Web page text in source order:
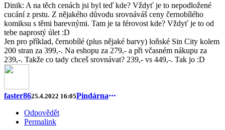
Dinik: A na těch cenách jsi byl teď kde? Vždyť je to nepodložené
cucání z prstu. Z nějakého důvodu srovnáváš ceny černobílého
komiksu s těmi barevnými. Tam je ta férovost kde? Vždyť je to od
tebe naprostý úlet :D
Jen pro příklad, černobílé (plus nějaké barvy) loňské Sin City kolem
200 stran za 399,-. Na eshopu za 279,- a při včasném nákupu za
239,-. Takže co tady chceš srovnávat? 239,- vs 449,-. Tak jo :D
faster8625.4.2022 16:05Pindárna
Odpovědět
Permalink